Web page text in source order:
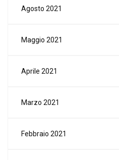
Agosto 2021
Maggio 2021
Aprile 2021
Marzo 2021
Febbraio 2021